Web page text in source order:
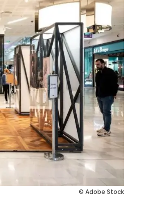
© Adobe Stock